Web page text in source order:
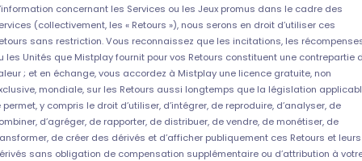
concernant les Services ou les Jeux promus dans le cadre des
(collectivement, les « Retours »), nous serons en droit d’utiliser ces
sans restriction. Vous reconnaissez que les incitations, les
les Unités que Mistplay fournit pour vos Retours constituent une contrepartie
; et en échange, vous accordez à Mistplay une licence gratuite, non
mondiale, sur les Retours aussi longtemps que la législation
permet, y compris le droit d’utiliser, d’intégrer, de reproduire, d’analyser, de
d’agréger, de rapporter, de distribuer, de vendre, de monétiser, de
de créer des dérivés et d’afficher publiquement ces Retours et leurs
sans obligation de compensation supplémentaire ou d’attribution à